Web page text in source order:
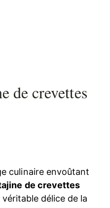
de crevettes
culinaire envoûtant
de crevettes
véritable délice de la